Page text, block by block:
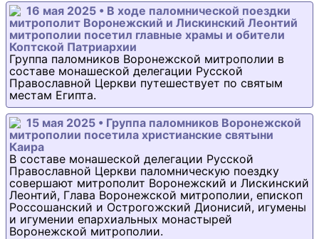
16 мая 2025 • В ходе паломнической поездки
митрополит Воронежский и Лискинский Леонтий
митрополии посетил главные храмы и обители
Коптской Патриархии
Группа паломников Воронежской митрополии в
составе монашеской делегации Русской
Православной Церкви путешествует по святым
местам Египта.
15 мая 2025 • Группа паломников Воронежской
митрополии посетила христианские святыни
Каира
В составе монашеской делегации Русской
Православной Церкви паломническую поездку
совершают митрополит Воронежский и Лискинский
Леонтий, Глава Воронежской митрополии, епископ
Россошанский и Острогожский Дионисий, игумены
и игумении епархиальных монастырей
Воронежской митрополии.